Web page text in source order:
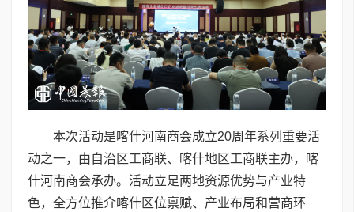
本次活动是喀什河南商会成立20周年系列重要活
动之一，由自治区工商联、喀什地区工商联主办，喀
什河南商会承办。活动立足两地资源优势与产业特
色，全方位推介喀什区位禀赋、产业布局和营商环